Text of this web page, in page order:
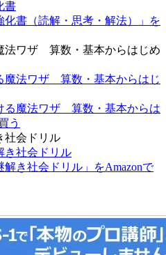
ワザ 算数・基本からはじめ
会ドリル